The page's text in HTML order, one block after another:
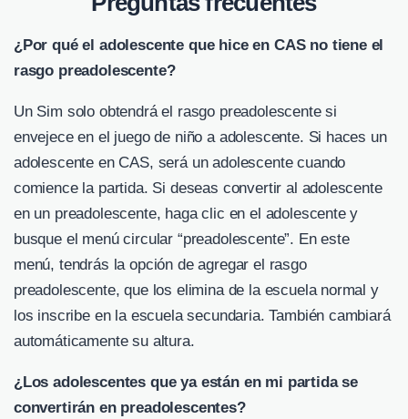
¿Por qué el adolescente que hice en CAS no tiene el
rasgo preadolescente?
Un Sim solo obtendrá el rasgo preadolescente si
envejece en el juego de niño a adolescente. Si haces un
adolescente en CAS, será un adolescente cuando
comience la partida. Si deseas convertir al adolescente
en un preadolescente, haga clic en el adolescente y
busque el menú circular “preadolescente”. En este
menú, tendrás la opción de agregar el rasgo
preadolescente, que los elimina de la escuela normal y
los inscribe en la escuela secundaria. También cambiará
automáticamente su altura.
¿Los adolescentes que ya están en mi partida se
convertirán en preadolescentes?